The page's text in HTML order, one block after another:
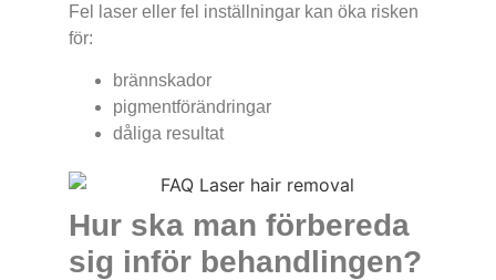
Fel laser eller fel inställningar kan öka risken
för:
brännskador
pigmentförändringar
dåliga resultat
Hur ska man förbereda
sig inför behandlingen?